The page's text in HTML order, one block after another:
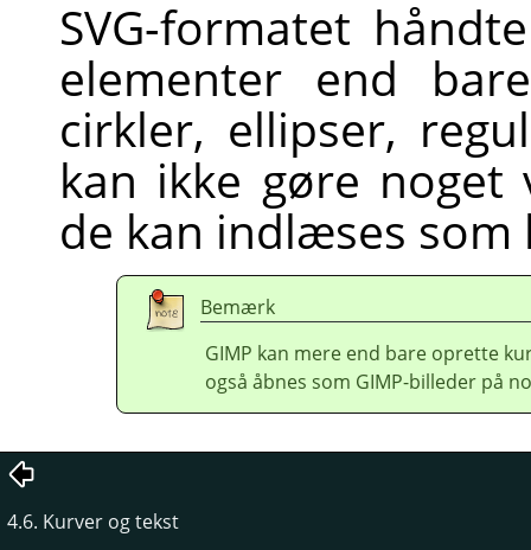
SVG-formatet
elementer end
cirkler, ellipser,
kan ikke gøre noget
de kan indlæses som
Bemærk
GIMP kan mere end bare oprette
også åbnes som GIMP-billeder på
4.6. Kurver og tekst